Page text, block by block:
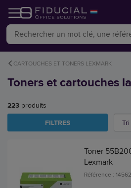
CARTOUCHES ET TONERS LEXMARK
Toners et cartouches
223 produits
FILTRES
Toner
Lexmark
Référence :